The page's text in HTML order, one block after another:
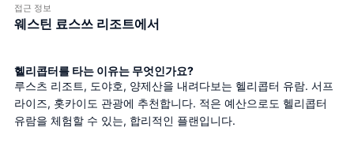
접근 정보
웨스틴 료스쓰 리조트에서
헬리콥터를 타는 이유는 무엇인가요?
루스츠 리조트, 도야호, 양제산을 내려다보는 헬리콥터 유람. 서프
라이즈, 홋카이도 관광에 추천합니다. 적은 예산으로도 헬리콥터
유람을 체험할 수 있는, 합리적인 플랜입니다.